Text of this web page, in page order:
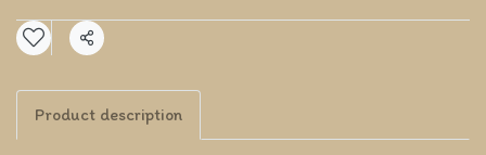
แชร์
Product description